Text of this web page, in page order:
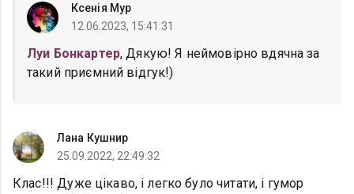
Ксенія Мур
12.06.2023, 15:41:31
Луи Бонкартер, Дякую! Я неймовірно вдячна за
такий приємний відгук!)
Лана Кушнир
25.09.2022, 22:49:32
Клас!!! Дуже цікаво, і легко було читати, і гумор